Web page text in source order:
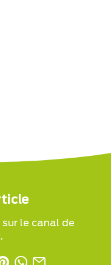
le canal de